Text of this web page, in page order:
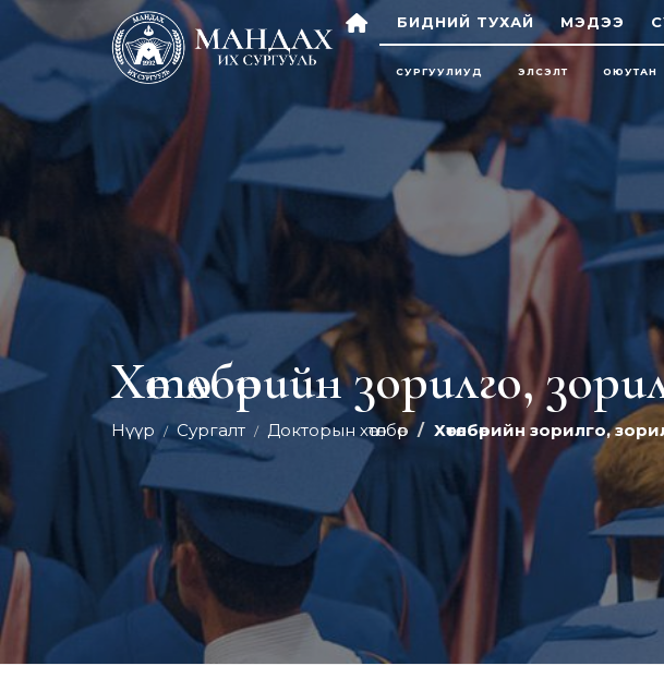
БИДНИЙ ТУХАЙ МЭДЭЭ
СУРГУУЛИУД ЭЛСЭЛТ ОЮУТАН
Хөтөлбөрийн зорилго,
Нүүр Сургалт Докторын хөтөлбөр Хөтөлбөрийн зорилго,